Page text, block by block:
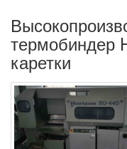
термобиндер
каретки